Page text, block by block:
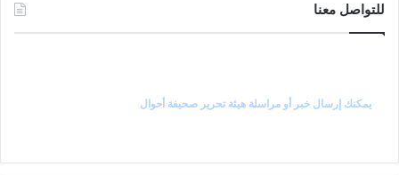
للتواصل معنا
يمكنك إرسال خبر أو مراسلة هيئة تحرير صحيفة أحوال